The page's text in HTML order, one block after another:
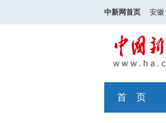
中新网首页 安徽
首 页